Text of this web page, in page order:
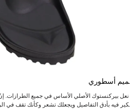
أسطوري
نعل بيركنستوك الأصلي الأساس في جميع الطرازات.
فيه بأدق التفاصيل ويجعلك تشعر وكأنك تقف في